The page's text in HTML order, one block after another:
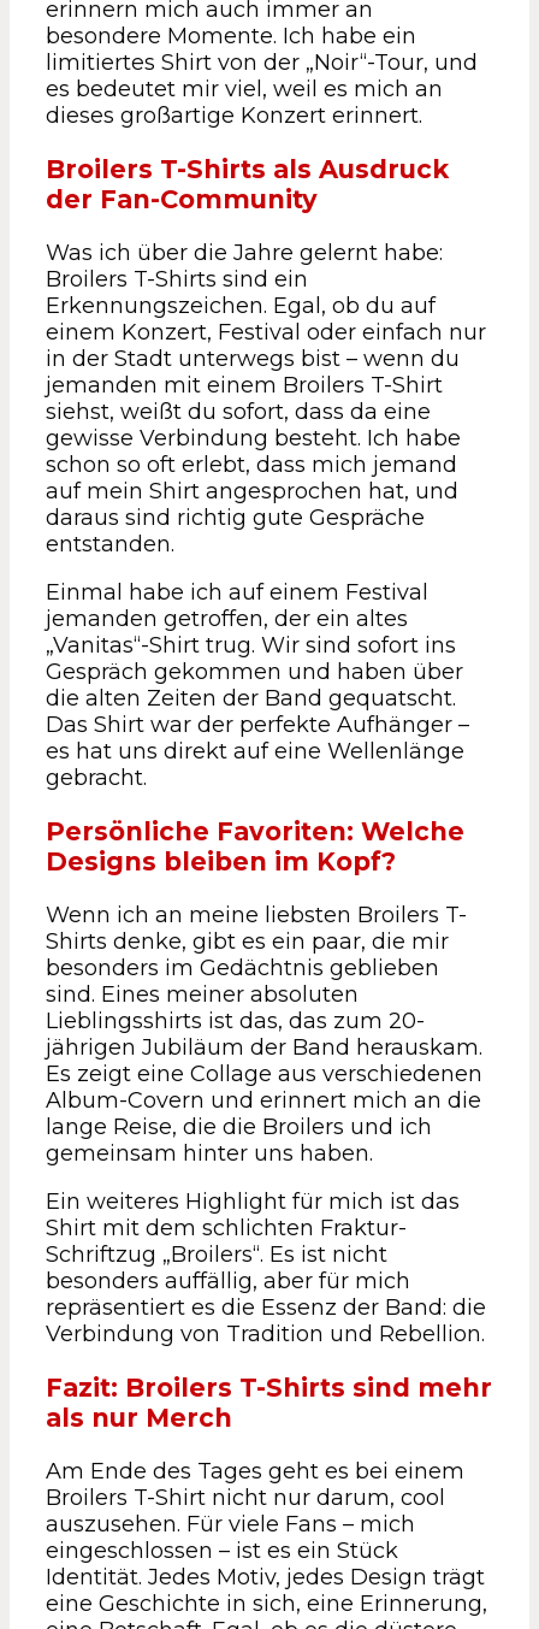
erinnern mich auch immer an
besondere Momente. Ich habe ein
limitiertes Shirt von der „Noir“-Tour, und
es bedeutet mir viel, weil es mich an
dieses großartige Konzert erinnert.
Broilers T-Shirts als Ausdruck
der Fan-Community
Was ich über die Jahre gelernt habe:
Broilers T-Shirts sind ein
Erkennungszeichen. Egal, ob du auf
einem Konzert, Festival oder einfach nur
in der Stadt unterwegs bist – wenn du
jemanden mit einem Broilers T-Shirt
siehst, weißt du sofort, dass da eine
gewisse Verbindung besteht. Ich habe
schon so oft erlebt, dass mich jemand
auf mein Shirt angesprochen hat, und
daraus sind richtig gute Gespräche
entstanden.
Einmal habe ich auf einem Festival
jemanden getroffen, der ein altes
„Vanitas“-Shirt trug. Wir sind sofort ins
Gespräch gekommen und haben über
die alten Zeiten der Band gequatscht.
Das Shirt war der perfekte Aufhänger –
es hat uns direkt auf eine Wellenlänge
gebracht.
Persönliche Favoriten: Welche
Designs bleiben im Kopf?
Wenn ich an meine liebsten Broilers T-
Shirts denke, gibt es ein paar, die mir
besonders im Gedächtnis geblieben
sind. Eines meiner absoluten
Lieblingsshirts ist das, das zum 20-
jährigen Jubiläum der Band herauskam.
Es zeigt eine Collage aus verschiedenen
Album-Covern und erinnert mich an die
lange Reise, die die Broilers und ich
gemeinsam hinter uns haben.
Ein weiteres Highlight für mich ist das
Shirt mit dem schlichten Fraktur-
Schriftzug „Broilers“. Es ist nicht
besonders auffällig, aber für mich
repräsentiert es die Essenz der Band: die
Verbindung von Tradition und Rebellion.
Fazit: Broilers T-Shirts sind mehr
als nur Merch
Am Ende des Tages geht es bei einem
Broilers T-Shirt nicht nur darum, cool
auszusehen. Für viele Fans – mich
eingeschlossen – ist es ein Stück
Identität. Jedes Motiv, jedes Design trägt
eine Geschichte in sich, eine Erinnerung,